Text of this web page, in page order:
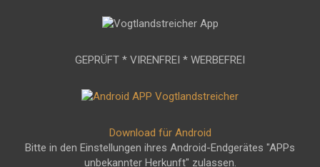
GEPRÜFT * VIRENFREI * WERBEFREI
Download für Android
Bitte in den Einstellungen ihres Android-Endgerätes "APPs
unbekannter Herkunft" zulassen.